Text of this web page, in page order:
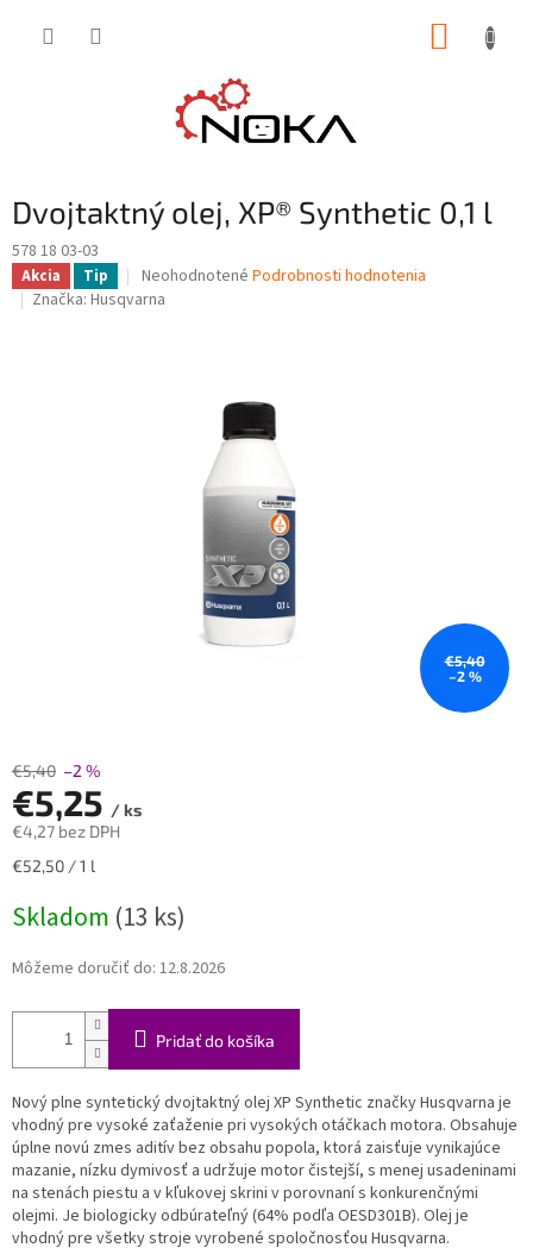
Dvojtaktný olej, XP® Synthetic 0,1 l
578 18 03-03
Akcia Tip
Priemerné
hodnotenie
hviezdičiek.
Neohodnotené Podrobnosti hodnotenia
Značka: Husqvarna
€5,40
–2 %
€5,40 –2 %
€5,25 / ks
€4,27 bez DPH
Jednotková
€52,50 / 1 l
Skladom (13 ks)
Môžeme doručiť do: 12.8.2026
Pridať do košíka
Nový plne syntetický dvojtaktný olej XP Synthetic značky Husqvarna je
vhodný pre vysoké zaťaženie pri vysokých otáčkach motora. Obsahuje
úplne novú zmes aditív bez obsahu popola, ktorá zaisťuje vynikajúce
mazanie, nízku dymivosť a udržuje motor čistejší, s menej usadeninami
na stenách piestu a v kľukovej skrini v porovnaní s konkurenčnými
olejmi. Je biologicky odbúrateľný (64% podľa OESD301B). Olej je
vhodný pre všetky stroje vyrobené spoločnosťou Husqvarna.